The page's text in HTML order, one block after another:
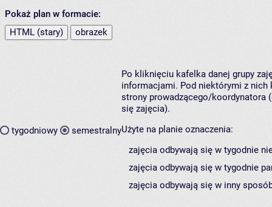
Pokaż plan w formacie:
HTML (stary)
obrazek
tygodniowy semestralny
Po kliknięciu kafelka danej grupy
informacjami. Pod niektórymi z nich
strony prowadzącego/koordynatora
się zajęcia).
Użyte na planie oznaczenia:
zajęcia odbywają się w tygodnie
zajęcia odbywają się w tygodnie
zajęcia odbywają się w inny